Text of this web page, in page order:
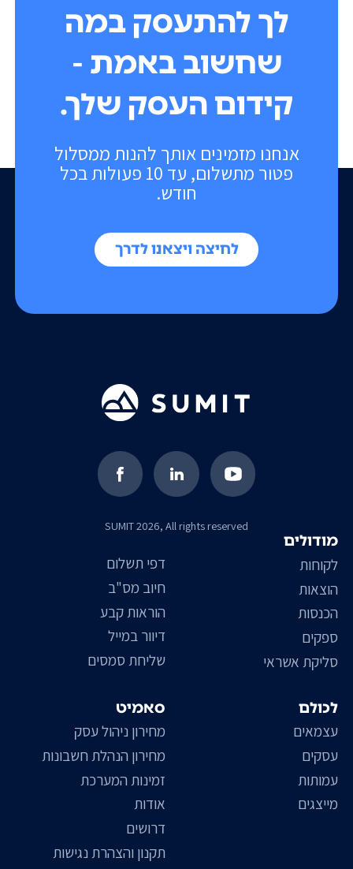
אנחנו מזמינים אותך להנות ממסלול
פטור מתשלום, עד 10 פעולות בכל
חודש.
לחיצה ויצאנו לדרך
לך להתעסק במה
שחשוב באמת -
קידום העסק שלך.
SUMIT 2026, All rights reserved
סאמיט
מחירון ניהול עסק
מחירון הנהלת חשבונות
זמינות המערכת
אודות
דרושים
תקנון והצהרת נגישות
דפי תשלום
חיוב מס"ב
הוראות קבע
דיוור במייל
שליחת סמסים
מודולים
לקוחות
הוצאות
הכנסות
ספקים
סליקת אשראי
לכולם
עצמאים
עסקים
עמותות
מייצגים